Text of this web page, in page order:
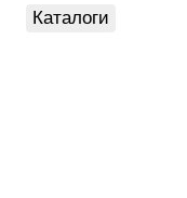
Каталоги